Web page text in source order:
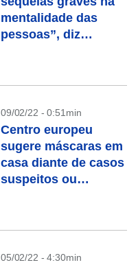
mentalidade das
pessoas”, diz
09/02/22 - 0:51min
Centro europeu
sugere máscaras em
casa diante de casos
suspeitos ou
05/02/22 - 4:30min